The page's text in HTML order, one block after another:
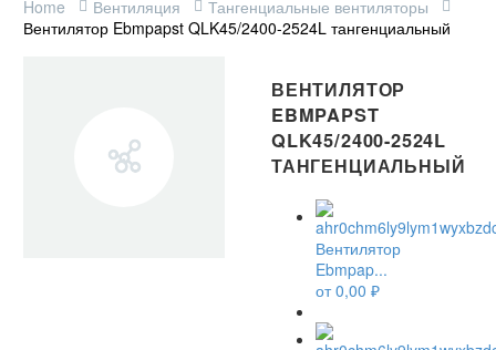
Home Вентиляция
Тангенциальные вентиляторы
Вентилятор Ebmpapst QLK45/2400-2524L тангенциальный
ВЕНТИЛЯТОР
EBMPAPST
QLK45/2400-2524L
ТАНГЕНЦИАЛЬНЫЙ
Вентилятор
Ebmpap...
от0,00 ₽